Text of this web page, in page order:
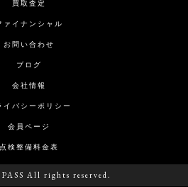
買取査定
ァイナンシャル
お問い合わせ
ブログ
会社情報
イバシーポリシー
会員ページ
点検整備料金表
All rights reserved.